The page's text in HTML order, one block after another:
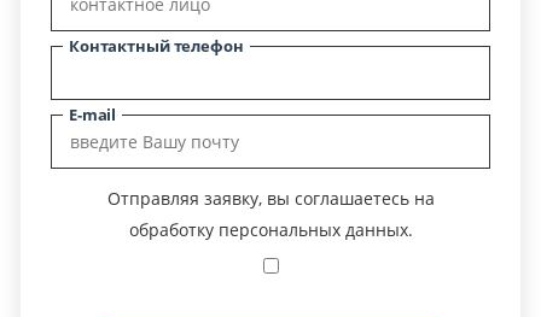
Контактный телефон
E-mail
Отправляя заявку, вы соглашаетесь на
обработку персональных данных.